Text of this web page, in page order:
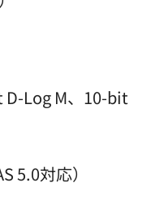
D-Log M、10-bit
5.0対応）